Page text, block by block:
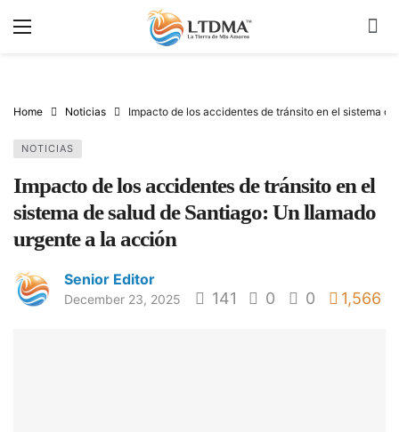
Home Noticias Impacto de los accidentes de tránsito en el sistema
NOTICIAS
Impacto de los accidentes de tránsito en el
sistema de salud de Santiago: Un llamado
urgente a la acción
Senior Editor
December 23, 2025 141 0 0 1,566